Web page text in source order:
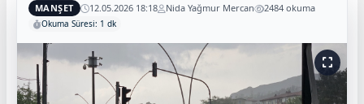
MANŞET 12.05.2026 18:18 Nida Yağmur Mercan 2484 okuma
Okuma Süresi: 1 dk